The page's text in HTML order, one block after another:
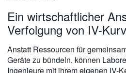
Ein wirtschaftlicher
Verfolgung von IV-
Anstatt Ressourcen für
Geräte zu bündeln, können
Ingenieure mit ihrem eigenen IV-